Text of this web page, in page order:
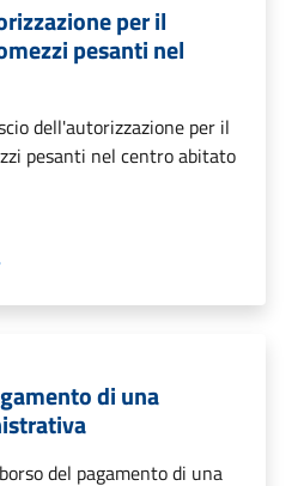
per il
pesanti nel
dell'autorizzazione per il
pesanti nel centro abitato
di una
del pagamento di una